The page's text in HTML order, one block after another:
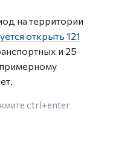
на территории
открыть 121
и 25
ctrl+enter